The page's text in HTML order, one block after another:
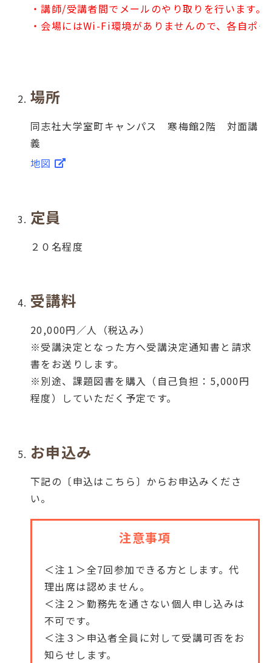
・講師/受講者間でメールのやり取りを行います。
・会場にはWi-Fi環境がありませんので、各自ポ
場所
同志社大学室町キャンパス 寒梅館2階 対面講
義
地図
定員
２０名程度
受講料
20,000円／人（税込み）
※受講決定となった方へ受講決定通知書と請求
書をお送りします。
※別途、課題図書を購入（自己負担：5,000円
程度）していただく予定です。
お申込み
下記の〔申込はこちら〕からお申込みくださ
い。
注意事項
＜注１＞全7回参加できる方とします。代
理出席は認めません。
＜注２＞勤務先を通さない個人申し込みは
不可です。
＜注３＞申込者全員に対して受講可否をお
知らせします。